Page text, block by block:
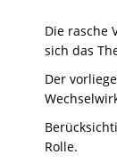
Die rasche
sich das
Der
Rolle.